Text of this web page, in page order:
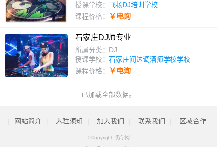
授课学校： 飞扬DJ培训学校
课程价格：
￥电询
石家庄DJ师专业
所属分类：DJ
授课学校： 石家庄闻达调酒师学校学校
课程价格：
￥电询
已加载全部数据。
网站简介 入驻须知 加入我们 联系我们 区域合作
©Copyright 仍学网